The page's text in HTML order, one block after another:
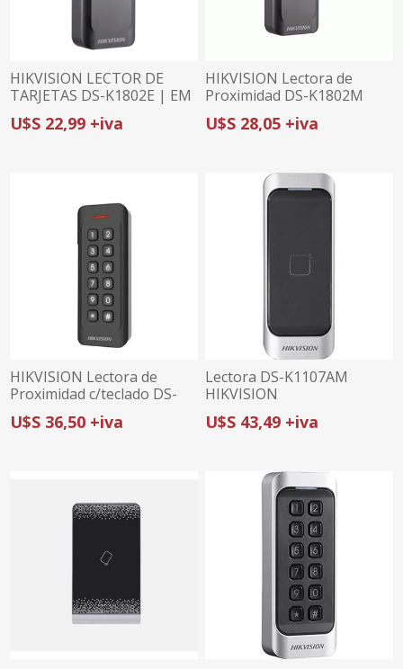
HIKVISION LECTOR DE
TARJETAS DS-K1802E | EM
125 | WIEGAND | IP65
U$S 22,99 +iva
HIKVISION Lectora de
Proximidad DS-K1802M
Mifare
U$S 28,05 +iva
HIKVISION Lectora de
Proximidad c/teclado DS-
K1802MK Mifare
U$S 36,50 +iva
Lectora DS-K1107AM
HIKVISION
U$S 43,49 +iva